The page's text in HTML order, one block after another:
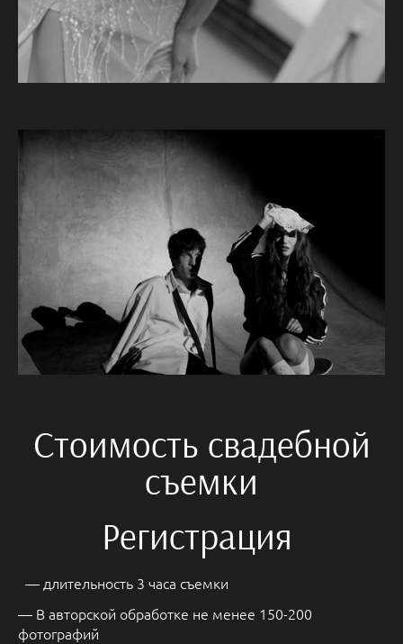
Стоимость свадебной
съемки
Регистрация
— длительность 3 часа съемки
— В авторской обработке не менее 150-200
фотографий